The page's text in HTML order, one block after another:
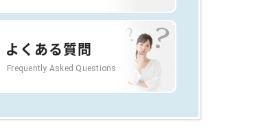
よくある質問
Frequently Asked Questions